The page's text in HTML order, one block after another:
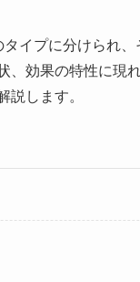
イプに分けられ
、効果の特性に現
説します。